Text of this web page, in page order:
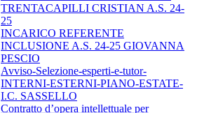
TRENTACAPILLI CRISTIAN A.S. 24-
25
INCARICO REFERENTE
INCLUSIONE A.S. 24-25 GIOVANNA
PESCIO
Avviso-Selezione-esperti-e-tutor-
INTERNI-ESTERNI-PIANO-ESTATE-
I.C. SASSELLO
Contratto d’opera intellettuale per